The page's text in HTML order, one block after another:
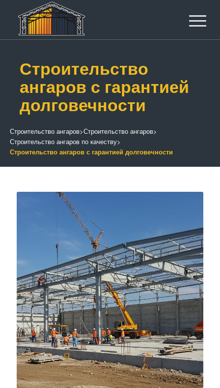
Строительство
ангаров с гарантией
долговечности
Строительство ангаров>Строительство ангаров>
Строительство ангаров по качеству>
Строительство ангаров с гарантией долговечности